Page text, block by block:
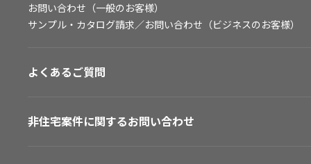
お問い合わせ（一般のお客様）
サンプル・カタログ請求／お問い合わせ（ビジネスのお客様）
よくあるご質問
非住宅案件に関するお問い合わせ